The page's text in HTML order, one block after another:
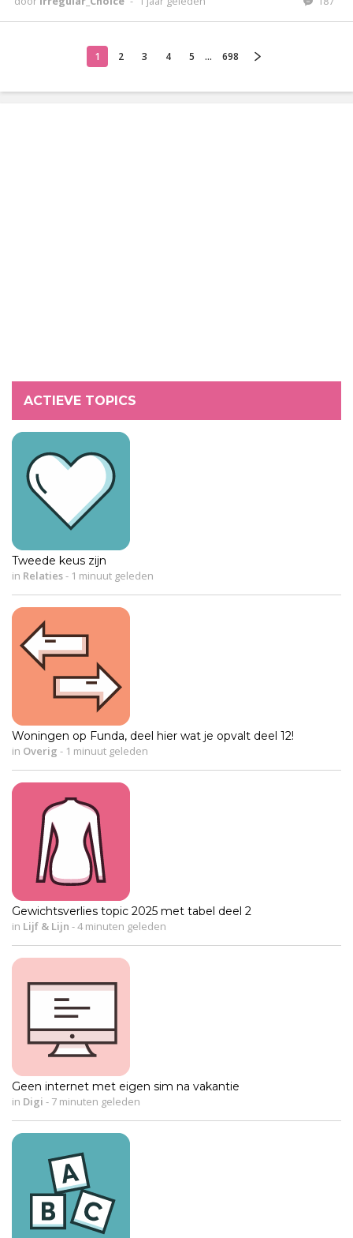
1 2 3 4 5 ... 698
ACTIEVE TOPICS
Tweede keus zijn
in Relaties- 1 minuut geleden
Woningen op Funda, deel hier wat je opvalt deel 12!
in Overig - 1 minuut geleden
Gewichtsverlies topic 2025 met tabel deel 2
in Lijf & Lijn -4 minuten geleden
Geen internet met eigen sim na vakantie
in Digi - 7 minuten geleden